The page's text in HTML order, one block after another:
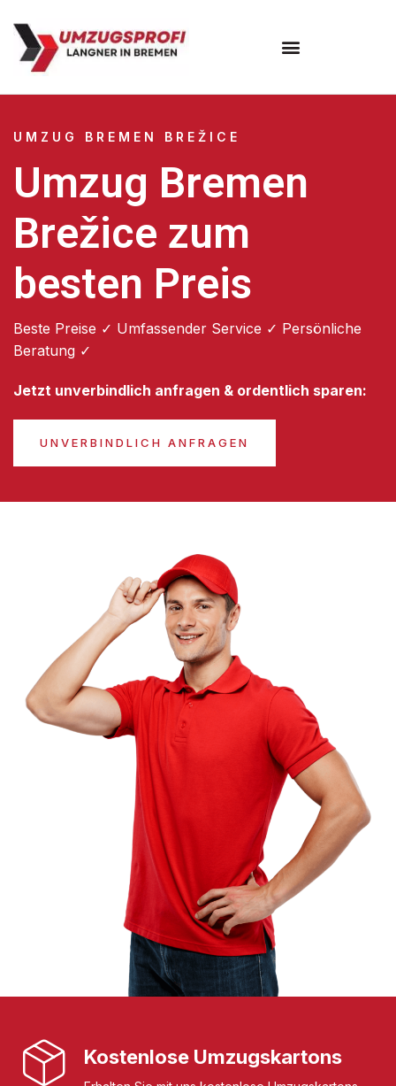
UMZUG BREMEN BREŽICE
Umzug Bremen
Brežice zum
besten Preis
Beste Preise ✓ Umfassender Service ✓ Persönliche
Beratung ✓
Jetzt unverbindlich anfragen & ordentlich sparen:
UNVERBINDLICH ANFRAGEN
Kostenlose Umzugskartons